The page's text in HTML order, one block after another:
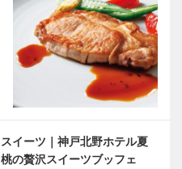
スイーツ｜神戸北野ホテル夏
桃の贅沢スイーツブッフェ